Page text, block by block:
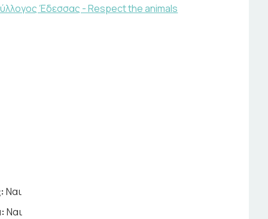
Έδεσσας - Respect the animals
Ναι
Ναι